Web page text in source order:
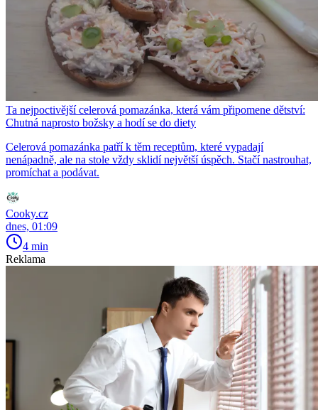
Ta nejpoctivější celerová pomazánka, která vám připomene dětství:
Chutná naprosto božsky a hodí se do diety
Celerová pomazánka patří k těm receptům, které vypadají
nenápadně, ale na stole vždy sklidí největší úspěch. Stačí nastrouhat,
promíchat a podávat.
Cooky.cz
dnes, 01:09
4 min
Reklama